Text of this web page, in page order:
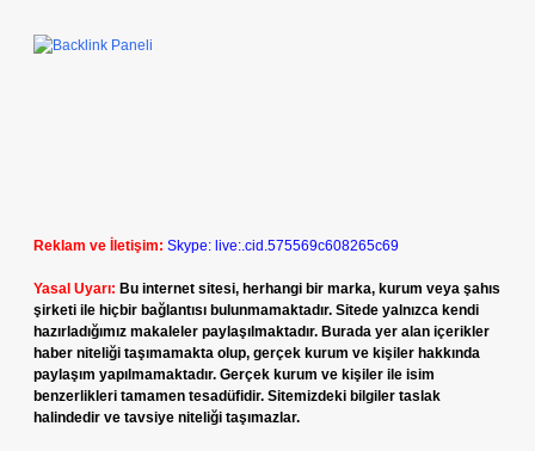
Reklam ve İletişim: Skype: live:.cid.575569c608265c69
Yasal Uyarı: Bu internet sitesi, herhangi bir marka, kurum veya şahıs
şirketi ile hiçbir bağlantısı bulunmamaktadır. Sitede yalnızca kendi
hazırladığımız makaleler paylaşılmaktadır. Burada yer alan içerikler
haber niteliği taşımamakta olup, gerçek kurum ve kişiler hakkında
paylaşım yapılmamaktadır. Gerçek kurum ve kişiler ile isim
benzerlikleri tamamen tesadüfidir. Sitemizdeki bilgiler taslak
halindedir ve tavsiye niteliği taşımazlar.